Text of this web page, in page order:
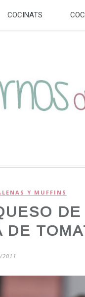
COCINATS
Y MUFFINS
DE